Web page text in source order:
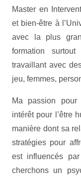
Master en
et bien-être à
avec la plus
formation
travaillant avec
jeu, femmes,
Ma passion pour
intérêt pour l’être
manière dont sa
stratégies pour
est influencés
cherchons un